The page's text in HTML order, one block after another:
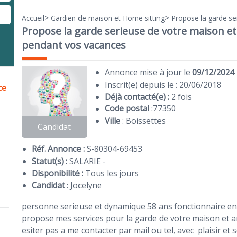
Accueil> Gardien de maison et Home sitting> Propose la garde
Propose la garde serieuse de votre maison
pendant vos vacances
Candidat
Annonce mise à jour le 09/12/2024
Inscrit(e) depuis le : 20/06/2018
Déjà contacté(e) : 2 fois
Code postal:77350
Ville: Boissettes
Réf. Annonce :S-80304-69453
Statut(s) :SALARIE -
Disponibilité :Tous les jours
Candidat: Jocelyne
personne serieuse et dynamique 58 ans fonctionnaire
propose mes services pour la garde de votre maison et
esiter pas a me contacter par mail ou tel, avec plaisir et